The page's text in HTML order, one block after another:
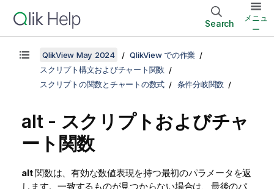
Search
メニュ
ー
QlikView May 2024
QlikView での作業
スクリプト構文およびチャート関数
スクリプトの関数とチャートの数式
条件分岐関数
alt - スクリプトおよびチャ
ート関数
alt関数は、有効な数値表現を持つ最初のパラメータを返
します。一致するものが見つからない場合は、最後のパ